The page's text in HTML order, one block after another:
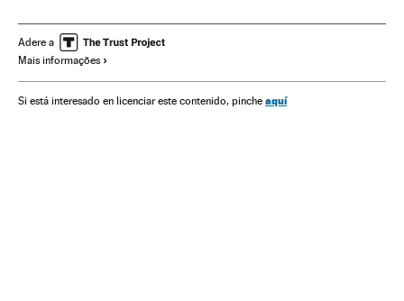
Economia América Petroleiras
Matérias-primas
Energia não renovável Fontes energia Indústria
Adere a
Mais informações
Si está interesado en licenciar este contenido, pinche aquí